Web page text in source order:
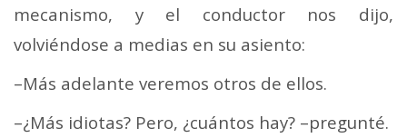
mecanismo, y el conductor nos dijo,
volviéndose a medias en su asiento:
–Más adelante veremos otros de ellos.
–¿Más idiotas? Pero, ¿cuántos hay? –pregunté.